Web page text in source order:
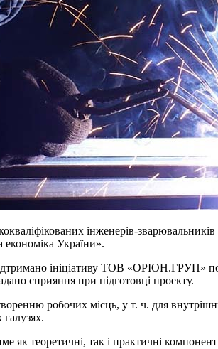
інженерів-
України».
ініціативу ТОВ «ОРІОН.ГРУП»
сприяння при підготовці проекту.
робочих місць, у т. ч. для
як теоретичні, так і практичні